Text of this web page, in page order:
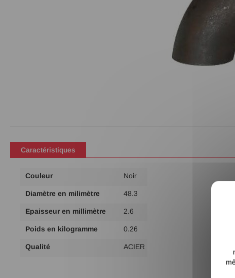
la
d’images
Caractéristiques
Plus
Couleur Noir
Diamètre en milimètre 48.3
Epaisseur en millimètre 2.6
Poids en kilogramme 0.26
Qualité ACIER